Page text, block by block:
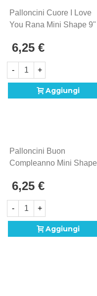
Palloncini Cuore I Love
You Rana Mini Shape 9"
6,25 €
- +
Aggiungi
Palloncini Buon
Compleanno Mini Shape
6,25 €
- +
Aggiungi